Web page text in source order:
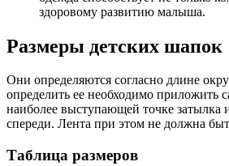
здоровому развитию малыша.
Размеры детских шапок
Они определяются согласно длине
определить ее необходимо приложить
наиболее выступающей точке затылка
спереди. Лента при этом не должна
Таблица размеров